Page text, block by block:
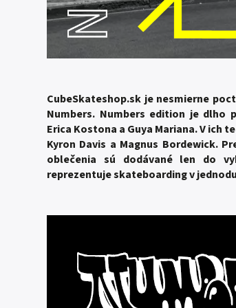
CubeSkateshop.sk je nesmierne
Numbers. Numbers edition je dlho
Erica Kostona a Guya Mariana. V ich
Kyron Davis a Magnus Bordewick.
oblečenia sú dodávané len do
reprezentuje skateboarding v